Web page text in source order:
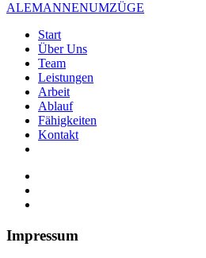
ALEMANNENUMZÜGE
Start
Über Uns
Team
Leistungen
Arbeit
Ablauf
Fähigkeiten
Kontakt
Impressum